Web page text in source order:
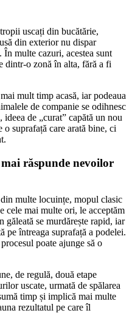
uscați din bucătărie,
din exterior nu dispar
multe cazuri, acestea sunt
dintr-o zonă în alta, fără a fi
mult timp acasă, iar podeaua
de companie se odihnesc
ideea de „curat” capătă un nou
o suprafață care arată bine, ci
răspunde nevoilor
multe locuințe, mopul clasic
cele mai multe ori, le acceptăm
găleată se murdărește rapid, iar
pe întreaga suprafață a podelei.
poate ajunge să o
de regulă, două etape
uscate, urmată de spălarea
timp și implică mai multe
rezultatul pe care îl